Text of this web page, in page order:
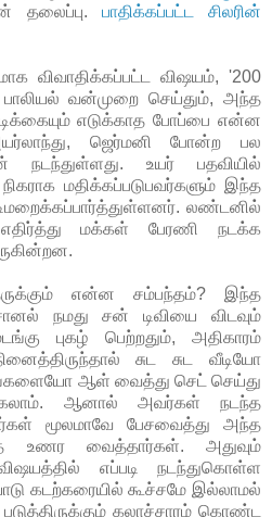
தலைப்பு. பாதிக்கப்பட்ட சிலரின்
விவாதிக்கப்பட்ட விஷயம், '200
பாலியல் வன்முறை செய்தும், அந்த
எடுக்காத போப்பை என்ன
ஜெர்மனி போன்ற பல
நடந்துள்ளது. உயர் பதவியில்
மதிக்கப்படுபவர்களும் இந்த
லண்டனில்
மக்கள் பேரணி நடக்க
என்ன சம்பந்தம்? இந்த
நமது சன் டிவியை விடவும்
புகழ் பெற்றதும், அதிகாரம்
சுட சுட வீடியோ
ஆள் வைத்து செட் செய்து
ஆனால் அவர்கள் நடந்த
மூலமாவே பேசவைத்து அந்த
உணர வைத்தார்கள். அதுவும்
எப்படி நடந்துகொள்ள
கடற்கரையில் கூச்சமே இல்லாமல்
கலாச்சாரம் கொண்ட